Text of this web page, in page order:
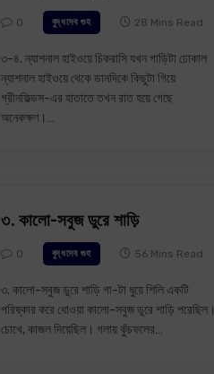
0 বুদ্ধদেব গুহ 28 Mins Read
৩-৪. ন্যাশনাল হাইওয়ে চিকরাসি যখন গাড়িটা ঢোকাল
ন্যাশনাল হাইওয়ে থেকে ডানদিকে কিছুটা গিয়ে
গ্রীনফিল্ডস-এর হাতাতে তখন রাত হয়ে গেছে
অনেকক্ষণ।…
৩. কালো-সবুজ ডুরে শাড়ি
0 বুদ্ধদেব গুহ 56 Mins Read
৩. কালো-সবুজ ডুরে শাড়ি গা-টা ধুয়ে শিলি একটি
পরিষ্কার করে ধোওয়া কালো-সবুজ ডুরে শাড়ি পরেছিল।
চোখে, কাজল দিয়েছিল। গলায় কুঁচফলের…